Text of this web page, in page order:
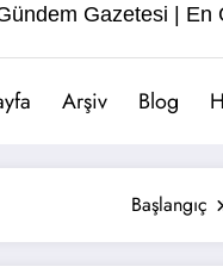
Gazetesi | En
Arşiv Blog
Başlangıç